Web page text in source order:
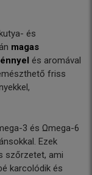
és
magas
és aromával
friss
3 és Ωmega-6
Ezek
szőrzetet, ami
karcolódik és